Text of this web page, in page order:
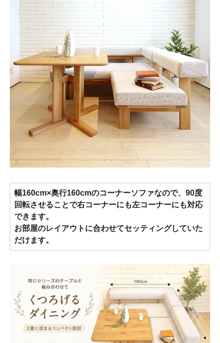
幅160cm×奥行160cmのコーナーソファなので、90度
回転させることで右コーナーにも左コーナーにも対応
できます。
お部屋のレイアウトに合わせてセッティングしていた
だけます。